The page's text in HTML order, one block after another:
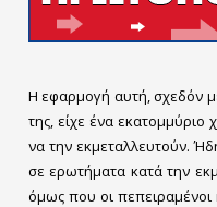
Η εφαρμογή αυτή, σχεδόν
της, είχε ένα εκατομμύριο
να την εκμεταλλευτούν.
σε ερωτήματα κατά την
όμως που οι